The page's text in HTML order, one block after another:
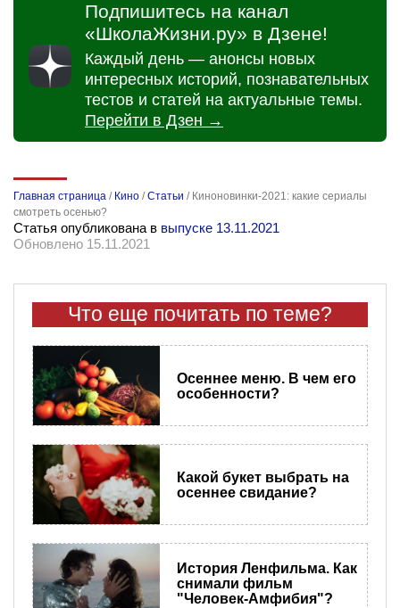
Подпишитесь на канал
«ШколаЖизни.ру» в Дзене!
Каждый день — анонсы новых
интересных историй, познавательных
тестов и статей на актуальные темы.
Перейти в Дзен →
Главная страница / Кино /Статьи / Киноновинки-2021: какие сериалы
смотреть осенью?
Статья опубликована в выпуске 13.11.2021
Обновлено 15.11.2021
Что еще почитать по теме?
Осеннее меню. В чем его
особенности?
Какой букет выбрать на
осеннее свидание?
История Ленфильма. Как
снимали фильм
"Человек-Амфибия"?